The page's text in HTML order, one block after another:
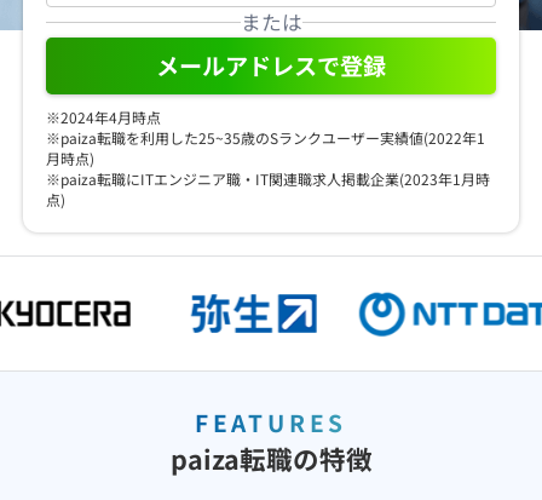
イベント・セミナー
インタビュー
就活成功ガイド
ナレッジ
リファレンス
プラン
個人向けプラン
法人向けプラン
契約内容・クーポン
評価結果一覧
再チャレンジ結果一覧
Tech Team Journal
paiza times
note
paizaとは？ または
メールアドレスで登録
※2024年4月時点
※paiza転職を利用した25~35歳のSランクユーザー実績値(2022年1
月時点)
※paiza転職にITエンジニア職・IT関連職求人掲載企業(2023年1月時
点)
FEATURES
paiza転職の特徴